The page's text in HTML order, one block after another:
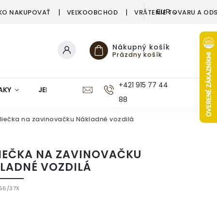
NAKUPOVAŤ VEĽKOOBCHOD VRÁTENIE TOVARU A
EUR
Nákupný košík
Prázdny košík
JEDÁLEŇ KUCHYŇA KÚPEĽŇA
+421 915 77 44
88
na zavinovačku Nákladné vozdilá
NA ZAVINOVAČKU
VOZDILÁ
37X